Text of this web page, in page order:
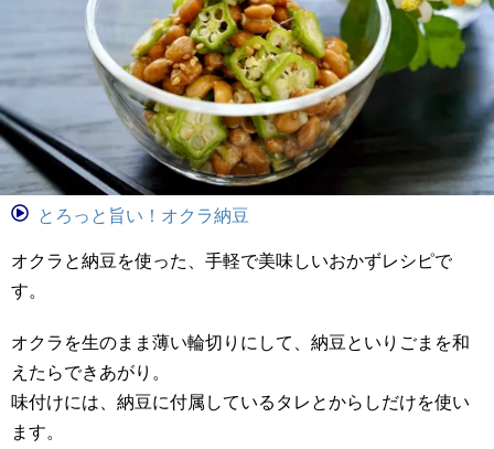
とろっと旨い！オクラ納豆
オクラと納豆を使った、手軽で美味しいおかずレシピで
す。
オクラを生のまま薄い輪切りにして、納豆といりごまを和
えたらできあがり。
味付けには、納豆に付属しているタレとからしだけを使い
ます。